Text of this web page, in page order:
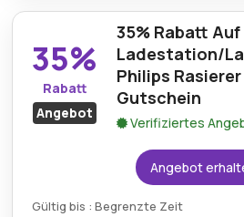
Pfotendesign ist mit 40%
Ezkimo.de-Gutschein verwendet
35%
Rabatt
Angebot
35% Rabatt Auf
Ladestation/
Philips
Gutschein
Verifiziertes
Angebot
Gültig bis : Begrenzte Zeit